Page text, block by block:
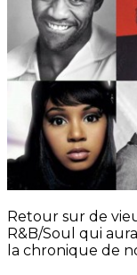
Retour sur de
R&B/Soul qui
la chronique de